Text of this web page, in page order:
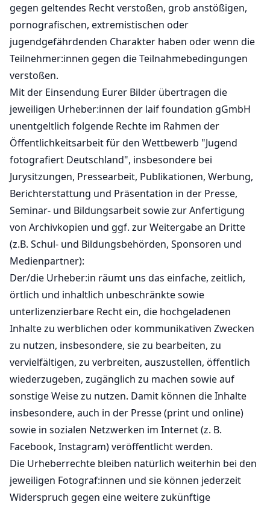
gegen geltendes Recht verstoßen, grob anstößigen,
pornografischen, extremistischen oder
jugendgefährdenden Charakter haben oder wenn die
Teilnehmer:innen gegen die Teilnahmebedingungen
verstoßen.
Mit der Einsendung Eurer Bilder übertragen die
jeweiligen Urheber:innen der laif foundation gGmbH
unentgeltlich folgende Rechte im Rahmen der
Öffentlichkeitsarbeit für den Wettbewerb "Jugend
fotografiert Deutschland", insbesondere bei
Jurysitzungen, Pressearbeit, Publikationen, Werbung,
Berichterstattung und Präsentation in der Presse,
Seminar- und Bildungsarbeit sowie zur Anfertigung
von Archivkopien und ggf. zur Weitergabe an Dritte
(z.B. Schul- und Bildungsbehörden, Sponsoren und
Medienpartner):
Der/die Urheber:in räumt uns das einfache, zeitlich,
örtlich und inhaltlich unbeschränkte sowie
unterlizenzierbare Recht ein, die hochgeladenen
Inhalte zu werblichen oder kommunikativen Zwecken
zu nutzen, insbesondere, sie zu bearbeiten, zu
vervielfältigen, zu verbreiten, auszustellen, öffentlich
wiederzugeben, zugänglich zu machen sowie auf
sonstige Weise zu nutzen. Damit können die Inhalte
insbesondere, auch in der Presse (print und online)
sowie in sozialen Netzwerken im Internet (z. B.
Facebook, Instagram) veröffentlicht werden.
Die Urheberrechte bleiben natürlich weiterhin bei den
jeweiligen Fotograf:innen und sie können jederzeit
Widerspruch gegen eine weitere zukünftige